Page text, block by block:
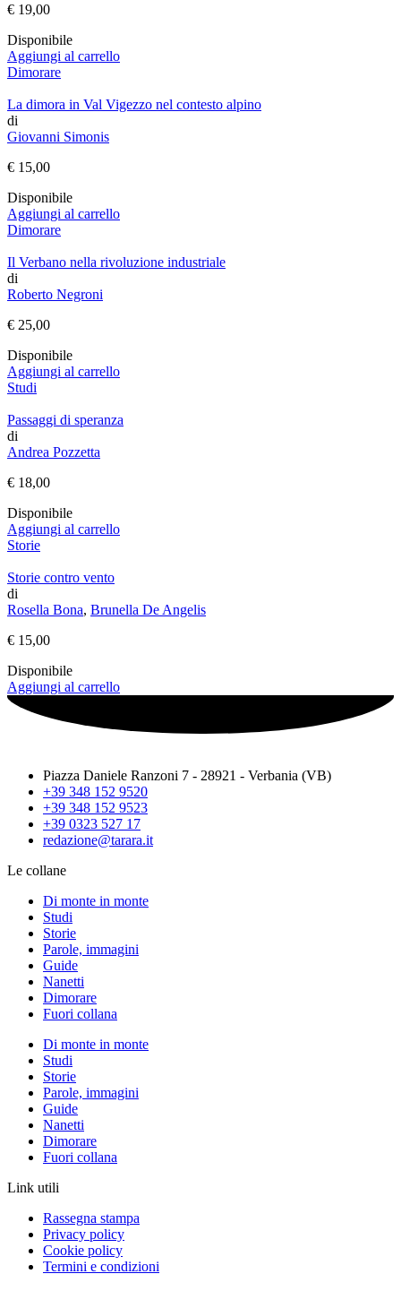
€ 19,00
Disponibile
Aggiungi al carrello
Dimorare
La dimora in Val Vigezzo nel contesto alpino
di
Giovanni Simonis
€ 15,00
Disponibile
Aggiungi al carrello
Dimorare
Il Verbano nella rivoluzione industriale
di
Roberto Negroni
€ 25,00
Disponibile
Aggiungi al carrello
Studi
Passaggi di speranza
di
Andrea Pozzetta
€ 18,00
Disponibile
Aggiungi al carrello
Storie
Storie contro vento
di
Rosella Bona, Brunella De Angelis
€ 15,00
Disponibile
Aggiungi al carrello
Piazza Daniele Ranzoni 7 - 28921 - Verbania (VB)
+39 348 152 9520
+39 348 152 9523
+39 0323 527 17
redazione@tarara.it
Le collane
Di monte in monte
Studi
Storie
Parole, immagini
Guide
Nanetti
Dimorare
Fuori collana
Di monte in monte
Studi
Storie
Parole, immagini
Guide
Nanetti
Dimorare
Fuori collana
Link utili
Rassegna stampa
Privacy policy
Cookie policy
Termini e condizioni